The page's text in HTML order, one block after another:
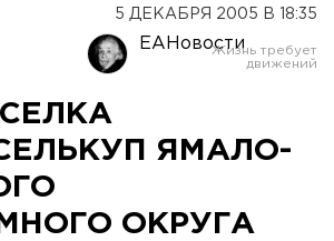
5 ДЕКАБРЯ 2005 В 18:35
ЕАНовости
ЯМАЛО-
ОКРУГА